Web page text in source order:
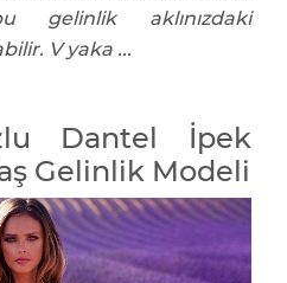
gelinlik aklınızdaki
V yaka ...
Dantel İpek
Gelinlik Modeli